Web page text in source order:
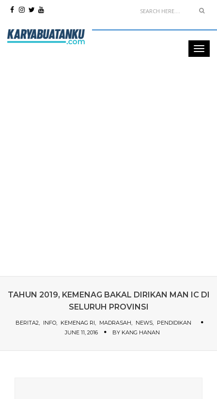
TAHUN 2019, KEMENAG BAKAL DIRIKAN MAN IC DI
SELURUH PROVINSI
BERITA2 INFO KEMENAG RI MADRASAH NEWS
PENDIDIKAN
JUNE 11, 2016
BY KANG HANAN